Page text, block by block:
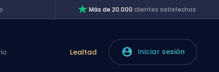
Más de 20.000clientes satisfechos
Lealtad Iniciar sesión